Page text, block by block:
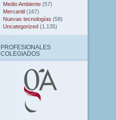
Medio Ambiente (57)
Mercantil (167)
Nuevas tecnologías (58)
Uncategorized (1.135)
PROFESIONALES
COLEGIADOS